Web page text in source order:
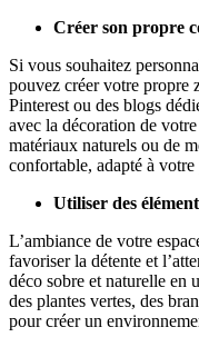
Créer son propre
Si vous souhaitez
pouvez créer votre propre
Pinterest ou des blogs
avec la décoration de
matériaux naturels ou de
confortable, adapté à votre
Utiliser des
L’ambiance de votre
favoriser la détente et
déco sobre et naturelle en
des plantes vertes, des
pour créer un